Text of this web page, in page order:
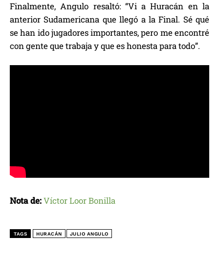
Finalmente, Angulo resaltó: “Vi a Huracán en la
anterior Sudamericana que llegó a la Final. Sé qué
se han ido jugadores importantes, pero me encontré
con gente que trabaja y que es honesta para todo”.
Nota de:Víctor Loor Bonilla
TAGS HURACÁN JULIO ANGULO